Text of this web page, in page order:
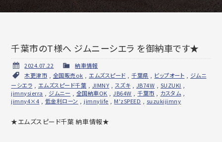
千葉市のT様へ ジムニーシエラ を御納車です★
2024.07.22
納車情報
木更津市
全国販売ok エムズスピード ,千葉県 ビップオート
ジムニ
ーシエラ
エムズスピード千葉 JIMNY, スズキ JB74W SUZUKI
jimnysierra
ジムニー 全国納車OK ,JB64W ,千葉市 カスタム
jimny4×4
低金利ローン jimnylife M'zSPEED suzukijimny
★エムズスピード千葉 納車情報★